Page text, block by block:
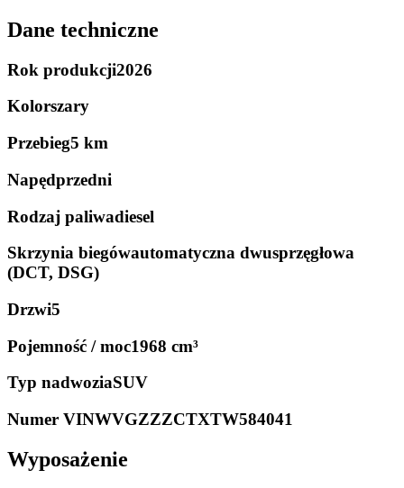
Dane techniczne
Rok produkcji2026
Kolorszary
Przebieg5 km
Napędprzedni
Rodzaj paliwadiesel
Skrzynia biegówautomatyczna dwusprzęgłowa
(DCT, DSG)
Drzwi5
Pojemność / moc1968 cm³
Typ nadwoziaSUV
Numer VINWVGZZZCTXTW584041
Wyposażenie